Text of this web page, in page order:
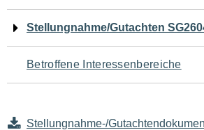
Navigation
für
den
Seiteninhalt
Stellungnahme/Gutachten
Betroffene Interessenbereiche
Stellungnahme-/